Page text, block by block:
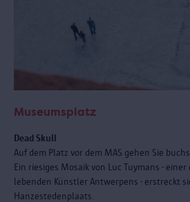
Museumsplatz
Dead Skull
Auf dem Platz vor dem MAS gehen Sie
Ein riesiges Mosaik von Luc Tuymans -
lebenden Künstler Antwerpens - erstreckt
Hanzestedenplaats.